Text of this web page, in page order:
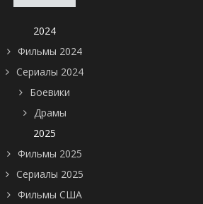
2024
Фильмы 2024
Сериалы 2024
Боевики
Драмы
2025
Фильмы 2025
Сериалы 2025
Фильмы США